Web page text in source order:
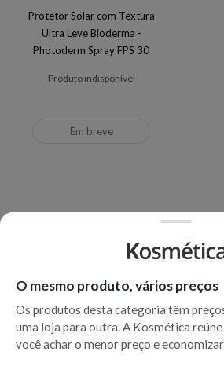
Protetor Solar com Textura
Ultra Leve Bioderma -
Photoderm Spray FPS 30
Produto indisponível
Em breve
O mesmo produto, vários preços
Os produtos desta categoria têm
uma loja para outra. A Kosmética
você achar o menor preço e